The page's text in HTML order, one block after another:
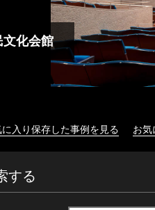
化会館
入り保存した事例を見る お
する